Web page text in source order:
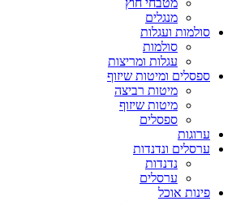
מטבחי חוץ
מנגלים
סולמות ועגלות
סולמות
עגלות ומריצות
ספסלים ומיטות שיזוף
מיטות רביצה
מיטות שיזוף
ספסלים
ערוגות
ערסלים ונדנדות
נדנדות
ערסלים
פינות אוכל